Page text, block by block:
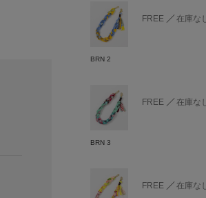
BRN 2
FREE 在庫な
BRN 3
FREE 在庫な
FREE 在庫な